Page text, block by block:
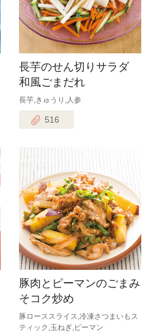
長芋のせん切りサラダ
和風ごまだれ
長芋,きゅうり,人参
516
豚肉とピーマンのごまみ
そコク炒め
豚ローススライス,冷凍さつまいもス
ティック,玉ねぎ,ピーマン